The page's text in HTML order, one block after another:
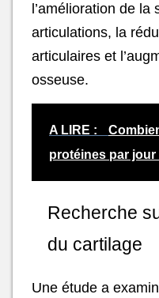
l’amélioration de la
articulations, la
articulaires et
osseuse.
A LIRE :
protéines par jour
Recherche
du cartilage
Une étude a